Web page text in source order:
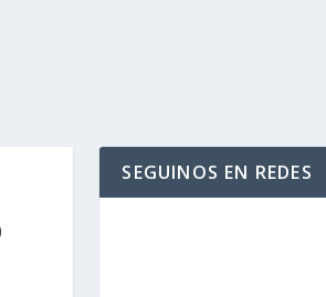
SEGUINOS EN REDES